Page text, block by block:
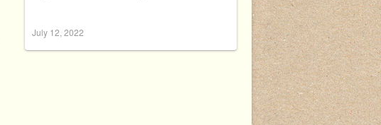
July 12, 2022